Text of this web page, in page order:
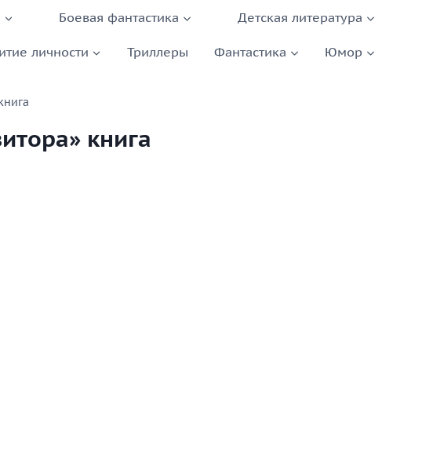
Боевая фантастика Детская литература
личности Триллеры Фантастика Юмор
книга